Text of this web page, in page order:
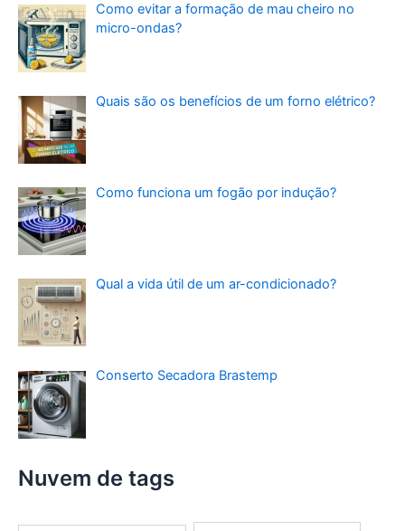
Como evitar a formação de mau cheiro no
micro-ondas?
Quais são os benefícios de um forno elétrico?
Como funciona um fogão por indução?
Qual a vida útil de um ar-condicionado?
Conserto Secadora Brastemp
Nuvem de tags